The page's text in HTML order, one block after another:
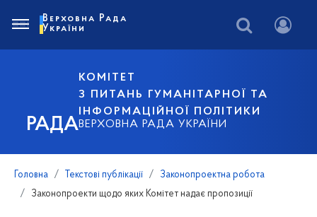
РАДА
КОМІТЕТ
З ПИТАНЬ ГУМАНІТАРНОЇ ТА
ІНФОРМАЦІЙНОЇ ПОЛІТИКИ
ВЕРХОВНА РАДА УКРАЇНИ
Верховна Рада
України
Головна Текстові публікації
Законопроектна робота
Законопроекти щодо яких Комітет надає пропозиції